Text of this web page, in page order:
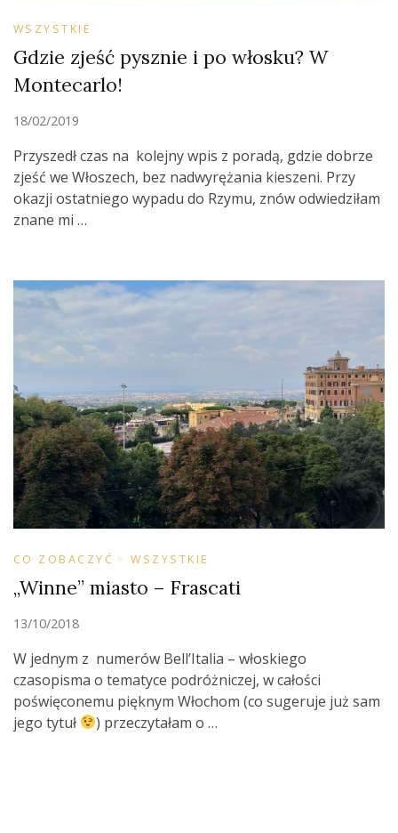
WSZYSTKIE
Gdzie zjeść pysznie i po włosku? W
Montecarlo!
18/02/2019
Przyszedł czas na kolejny wpis z poradą, gdzie dobrze
zjeść we Włoszech, bez nadwyrężania kieszeni. Przy
okazji ostatniego wypadu do Rzymu, znów odwiedziłam
znane mi …
CO ZOBACZYĆ WSZYSTKIE
„Winne” miasto – Frascati
13/10/2018
W jednym z numerów Bell’Italia – włoskiego
czasopisma o tematyce podróżniczej, w całości
poświęconemu pięknym Włochom (co sugeruje już sam
jego tytuł
) przeczytałam o …